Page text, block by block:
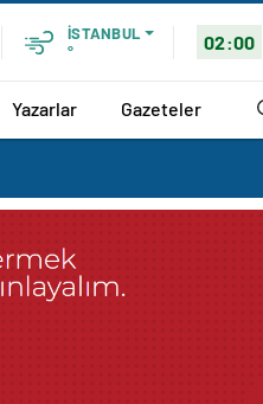
İSTANBUL
°
02:00
Yazarlar Gazeteler